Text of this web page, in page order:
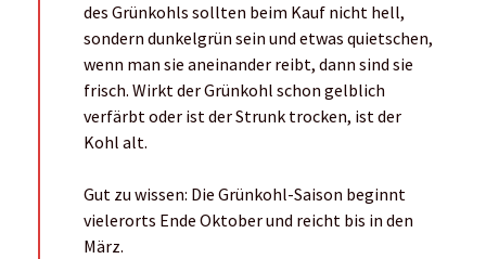
des Grünkohls sollten beim Kauf nicht hell,
sondern dunkelgrün sein und etwas quietschen,
wenn man sie aneinander reibt, dann sind sie
frisch. Wirkt der Grünkohl schon gelblich
verfärbt oder ist der Strunk trocken, ist der
Kohl alt.
Gut zu wissen: Die Grünkohl-Saison beginnt
vielerorts Ende Oktober und reicht bis in den
März.